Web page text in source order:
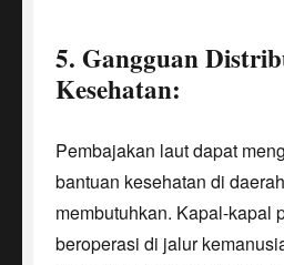
5. Gangguan
Kesehatan:
Pembajakan laut dapat
bantuan kesehatan di
membutuhkan. Kapal-kapal
beroperasi di jalur